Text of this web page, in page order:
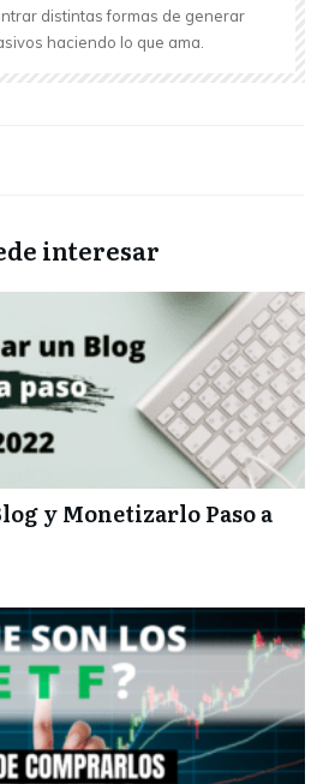
distintas formas de generar
haciendo lo que ama.
interesar
y Monetizarlo Paso a